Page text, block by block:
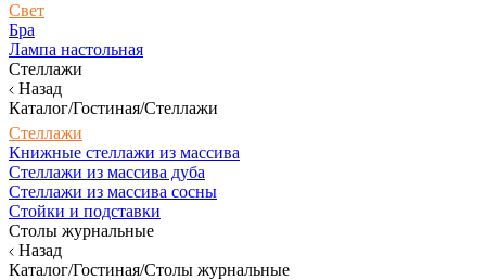
Свет
Бра
Лампа настольная
Стеллажи
Назад
Каталог/Гостиная/Стеллажи
Стеллажи
Книжные стеллажи из массива
Стеллажи из массива дуба
Стеллажи из массива сосны
Стойки и подставки
Столы журнальные
Назад
Каталог/Гостиная/Столы журнальные